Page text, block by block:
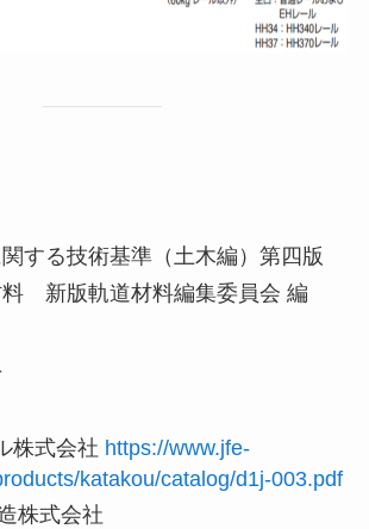
する技術基準（土木編）第四版
料 新版軌道材料編集委員会 編
株式会社 https://www.jfe-
katakou/catalog/d1j-003.pdf
株式会社